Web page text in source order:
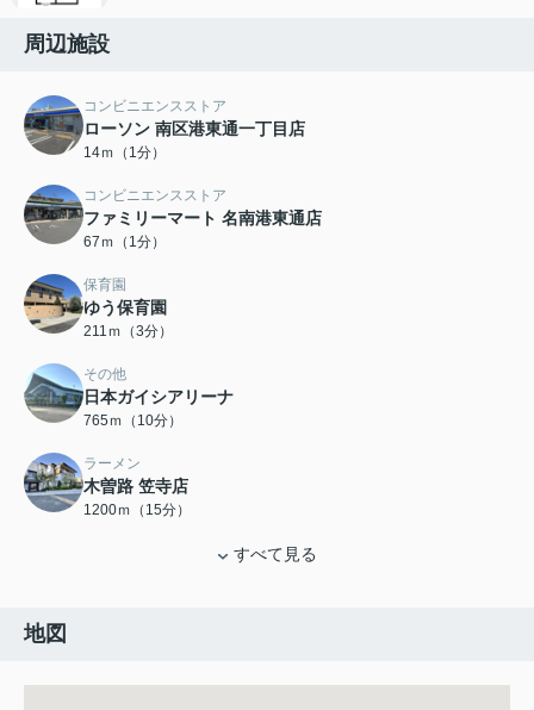
周辺施設
コンビニエンスストア
ローソン 南区港東通一丁目店
14ｍ（1分）
コンビニエンスストア
ファミリーマート 名南港東通店
67ｍ（1分）
保育園
ゆう保育園
211ｍ（3分）
その他
日本ガイシアリーナ
765ｍ（10分）
ラーメン
木曽路 笠寺店
1200ｍ（15分）
すべて見る
地図